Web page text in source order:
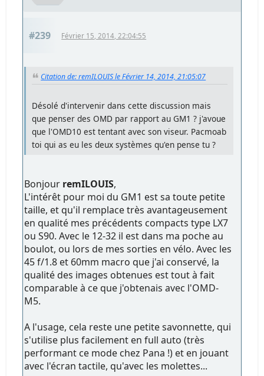
#239 Février 15, 2014, 22:04:55
Citation de: remILOUIS le Février 14, 2014, 21:05:07
Désolé d'intervenir dans cette discussion mais
que penser des OMD par rapport au GM1 ? j'avoue
que l'OMD10 est tentant avec son viseur. Pacmoab
toi qui as eu les deux systèmes qu'en pense tu ?
Bonjour remILOUIS,
L'intérêt pour moi du GM1 est sa toute petite
taille, et qu'il remplace très avantageusement
en qualité mes précédents compacts type LX7
ou S90. Avec le 12-32 il est dans ma poche au
boulot, ou lors de mes sorties en vélo. Avec les
45 f/1.8 et 60mm macro que j'ai conservé, la
qualité des images obtenues est tout à fait
comparable à ce que j'obtenais avec l'OMD-
M5.
A l'usage, cela reste une petite savonnette, qui
s'utilise plus facilement en full auto (très
performant ce mode chez Pana !) et en jouant
avec l'écran tactile, qu'avec les molettes...